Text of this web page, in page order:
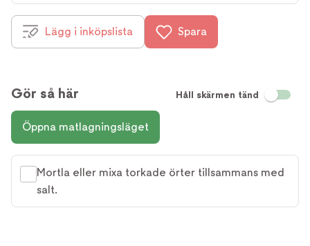
Lägg i inköpslista Spara
Gör så här Håll skärmen tänd
Öppna matlagningsläget
Mortla eller mixa torkade örter tillsammans med
salt.